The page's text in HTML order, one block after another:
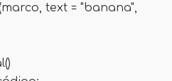
text = "banana",